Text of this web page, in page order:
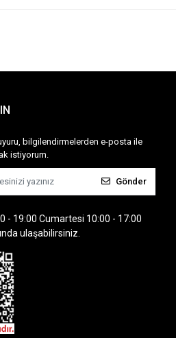
bilgilendirmelerden e-posta ile
istiyorum.
Gönder
- 19:00 Cumartesi 10:00 - 17:00
ulaşabilirsiniz.